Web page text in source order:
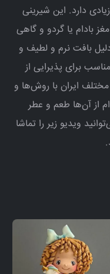
دارد. این شیرینی
بادام یا گردو و گاهی
بافت نرم و لطیف و
برای پذیرایی از
ایران با روش‌ها و
از آن‌ها طعم و عطر
ویدیو زیر را تماشا